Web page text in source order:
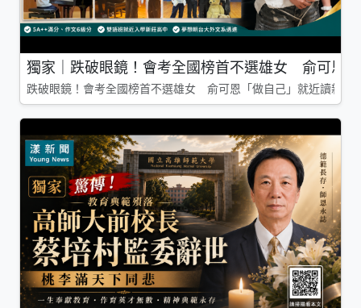
獨家｜跌破眼鏡！會考全國榜首不選雄女 俞可恩
跌破眼鏡！會考全國榜首不選雄女 俞可恩「做自己」就近讀新莊